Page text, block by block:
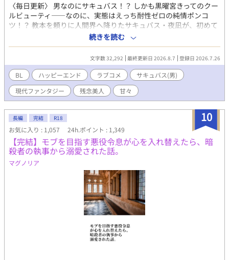
〈毎日更新〉 男なのにサキュバス！？ しかも黒曜宮きってのクー
ルビューティ——なのに、実態はえっち耐性ゼロの純情ポンコ
ツ！？ 教本を頼りに人間界へ降りたサキュバス・夜凪が、初めて
の獲物として忍び込んだのは、大学生・陸の寝室だった。 ところ
が陸の精気は、濃厚はちみつバターみたいに甘くて絶品の光属
性！ しかも吸っても吸ってもなぜか尽きない、奇跡の源泉かけ流
し体質！？ 一方の陸は、妖艶な見た目に反して真っ赤になって震
える夜凪に一目惚れ。 「もうちょっと吸ってく？」 「優しくする
から」 と、ポンコツサキュバスを毎晩甘やかしまくる。 吸精の練
習のはずが、気づけば夜凪の胸に芽生えていたのは、獲物への食
欲ではなく本気の恋心で——？ さらに同族サキュバスの瑠夏と澪
まで、陸の激甘精気を狙って寝室へ乱入！ 「みんなでシェアすれ
ばよくな〜い？」 「……僕も、味見したい……」 「陸さんは俺の
なんだからぁぁぁ！！」 クールビューティ崩壊！ サキュバス三つ
巴！ 光属性彼氏の愛情発電、出力限界突破！！ 好きになるほど甘
くなる、光属性大学生×純情ポンコツサキュバスの、可愛くてえ
っちでちょっぴり妖しい溺愛BLラブコメ！
続きを読む
文字数 32,292 最終更新日 2026.8.7 登録日 2026.7.26
BL ハッピーエンド ラブコメ
サキュバス(男)
現代ファンタジー
残念美人 甘々
10
長編 完結 R18
お気に入り : 1,057 24h.ポイント : 1,349
【完結】モブを目指す悪役令息が心を入れ替えたら、暗
殺者の執事から溺愛された話。
マグノリア